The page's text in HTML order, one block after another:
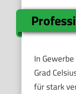
In
Grad
für stark